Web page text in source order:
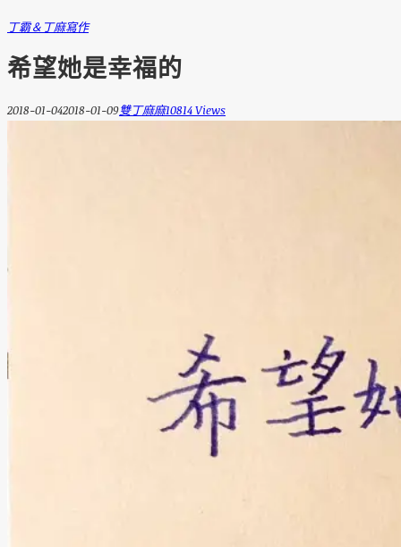
丁霸＆丁麻寫作
希望她是幸福的
2018-01-042018-01-09雙丁麻麻10814 Views